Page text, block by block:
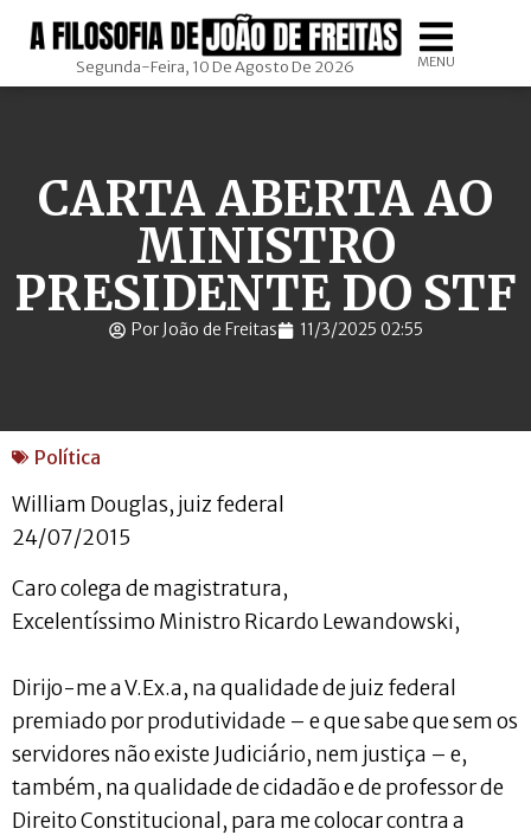
Segunda-Feira, 10 De Agosto De 2026 MENU
CARTA ABERTA AO
MINISTRO
PRESIDENTE DO STF
Por João de Freitas 11/3/2025 02:55
Política
William Douglas, juiz federal
24/07/2015
Caro colega de magistratura,
Excelentíssimo Ministro Ricardo Lewandowski,
Dirijo-me a V.Ex.a, na qualidade de juiz federal
premiado por produtividade – e que sabe que sem os
servidores não existe Judiciário, nem justiça – e,
também, na qualidade de cidadão e de professor de
Direito Constitucional, para me colocar contra a